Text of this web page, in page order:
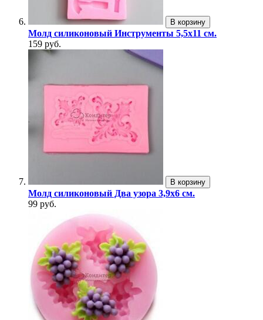
В корзину
Молд силиконовый Инструменты 5,5х11 см.
159 руб.
В корзину
Молд силиконовый Два узора 3,9х6 см.
99 руб.